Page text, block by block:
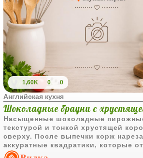
1,60K 0 0
Английская кухня
Шоколадные брауни с
Насыщенные шоколадные
текстурой и тонкой хрустящей
сверху. После выпечки корж
аккуратные квадратики, которые
подходят к чаю или кофе.